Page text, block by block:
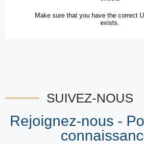
SUIVEZ-NOUS
Rejoignez-nous -